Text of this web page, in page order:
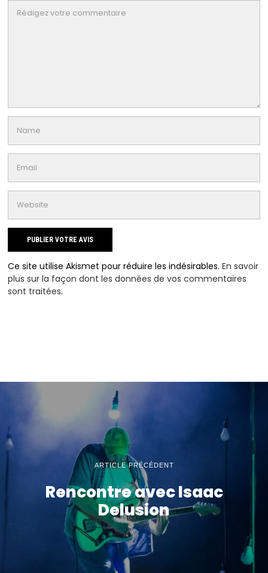
Ce site utilise Akismet pour réduire les indésirables.En savoir
plus sur la façon dont les données de vos commentaires
sont traitées.
ARTICLE PRÉCÉDENT
Rencontre avec Isaac
Delusion